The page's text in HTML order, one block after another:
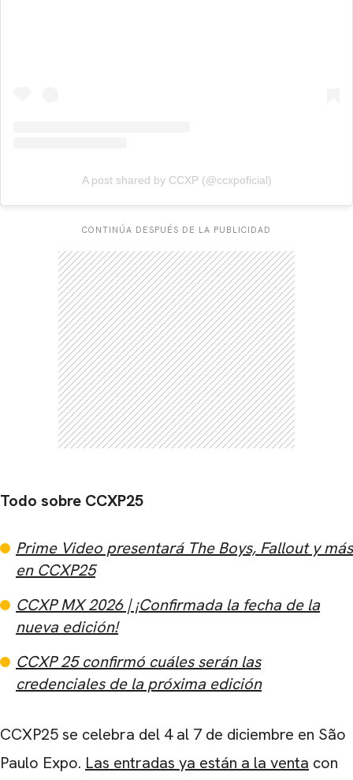
A post shared by CCXP (@ccxpoficial)
CONTINÚA DESPUÉS DE LA PUBLICIDAD
Todo sobre CCXP25
Prime Video presentará The Boys, Fallout y más
en CCXP25
CCXP MX 2026 | ¡Confirmada la fecha de la
nueva edición!
CCXP 25 confirmó cuáles serán las
credenciales de la próxima edición
CCXP25 se celebra del 4 al 7 de diciembre en São
Paulo Expo. Las entradas ya están a la venta con